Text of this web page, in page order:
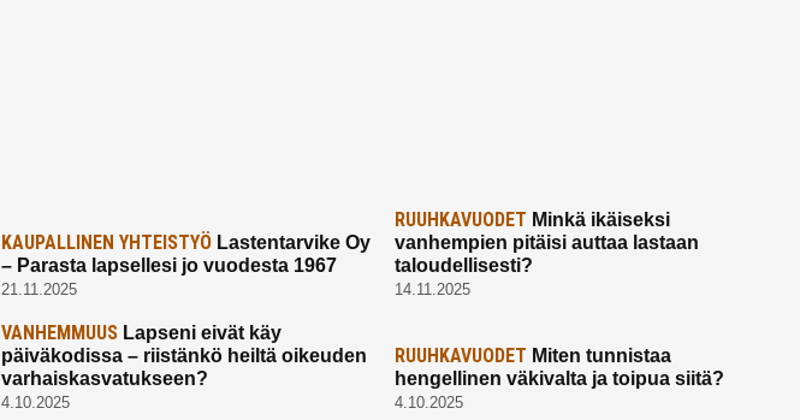
KAUPALLINEN YHTEISTYÖLastentarvike Oy
– Parasta lapsellesi jo vuodesta 1967
21.11.2025
RUUHKAVUODET Minkä ikäiseksi
vanhempien pitäisi auttaa lastaan
taloudellisesti?
14.11.2025
VANHEMMUUSLapseni eivät käy
päiväkodissa – riistänkö heiltä oikeuden
varhaiskasvatukseen?
4.10.2025
RUUHKAVUODET Miten tunnistaa
hengellinen väkivalta ja toipua siitä?
4.10.2025